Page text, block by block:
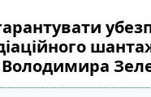
Володимира